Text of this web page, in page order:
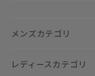
メンズカテゴリ
レディースカテゴリ